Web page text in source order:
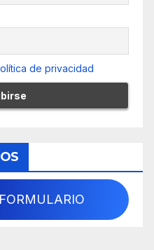
de privacidad